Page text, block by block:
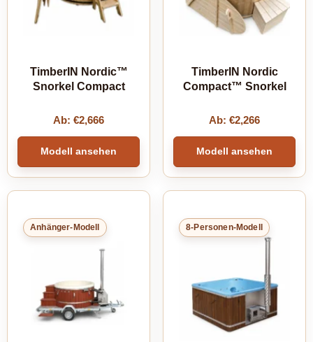
TimberIN Nordic™
Snorkel Compact
Ab: €2,666
Modell ansehen
TimberIN Nordic
Compact™ Snorkel
Ab: €2,266
Modell ansehen
Anhänger-Modell 8-Personen-Modell